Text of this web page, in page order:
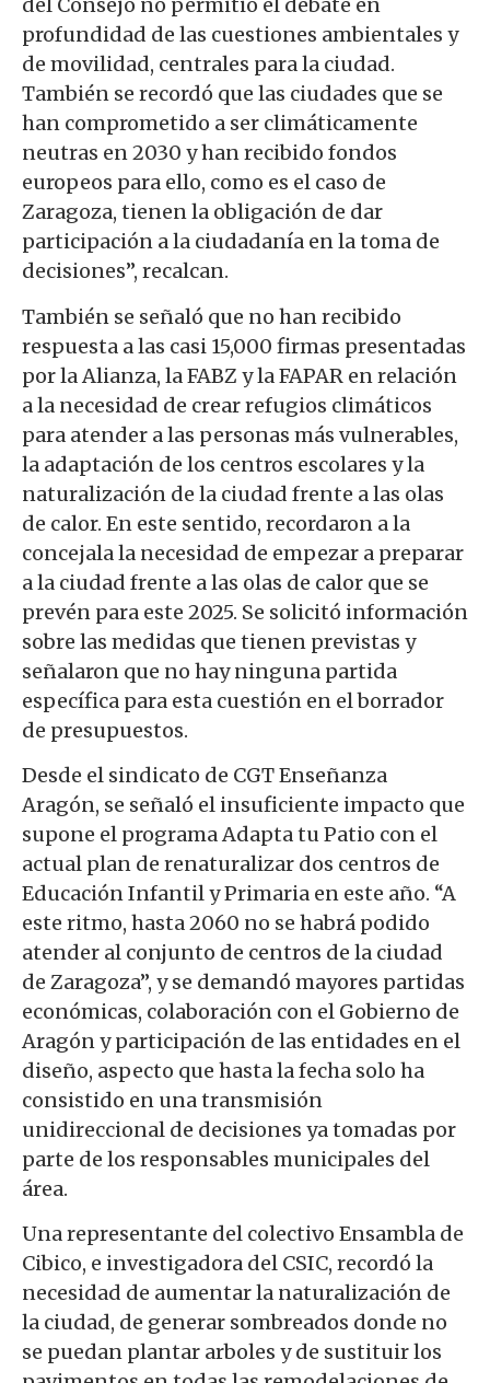
del Consejo no permitió el debate en
profundidad de las cuestiones ambientales y
de movilidad, centrales para la ciudad.
También se recordó que las ciudades que se
han comprometido a ser climáticamente
neutras en 2030 y han recibido fondos
europeos para ello, como es el caso de
Zaragoza, tienen la obligación de dar
participación a la ciudadanía en la toma de
decisiones”, recalcan.
También se señaló que no han recibido
respuesta a las casi 15,000 firmas presentadas
por la Alianza, la FABZ y la FAPAR en relación
a la necesidad de crear refugios climáticos
para atender a las personas más vulnerables,
la adaptación de los centros escolares y la
naturalización de la ciudad frente a las olas
de calor. En este sentido, recordaron a la
concejala la necesidad de empezar a preparar
a la ciudad frente a las olas de calor que se
prevén para este 2025. Se solicitó información
sobre las medidas que tienen previstas y
señalaron que no hay ninguna partida
específica para esta cuestión en el borrador
de presupuestos.
Desde el sindicato de CGT Enseñanza
Aragón, se señaló el insuficiente impacto que
supone el programa Adapta tu Patio con el
actual plan de renaturalizar dos centros de
Educación Infantil y Primaria en este año. “A
este ritmo, hasta 2060 no se habrá podido
atender al conjunto de centros de la ciudad
de Zaragoza”, y se demandó mayores partidas
económicas, colaboración con el Gobierno de
Aragón y participación de las entidades en el
diseño, aspecto que hasta la fecha solo ha
consistido en una transmisión
unidireccional de decisiones ya tomadas por
parte de los responsables municipales del
área.
Una representante del colectivo Ensambla de
Cibico, e investigadora del CSIC, recordó la
necesidad de aumentar la naturalización de
la ciudad, de generar sombreados donde no
se puedan plantar arboles y de sustituir los